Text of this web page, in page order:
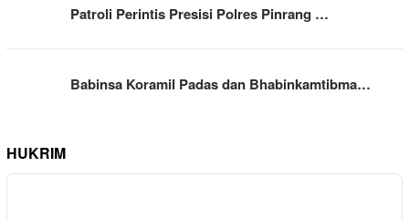
Patroli Perintis Presisi Polres Pinrang …
Babinsa Koramil Padas dan Bhabinkamtibma…
HUKRIM